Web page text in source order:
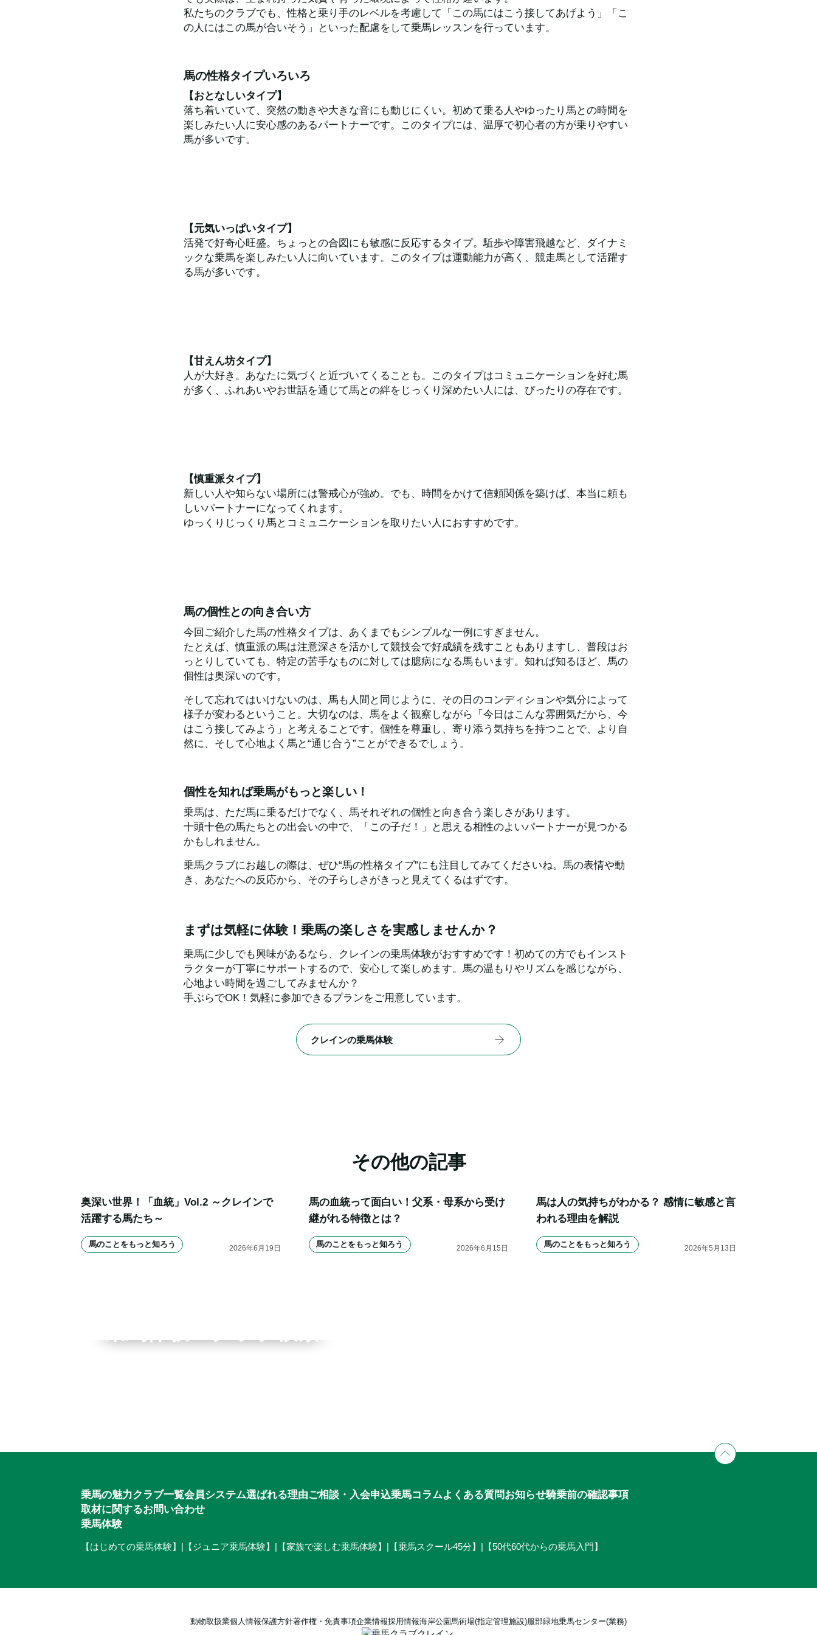
私たちのクラブでも、性格と乗り手のレベルを考慮して「この馬にはこう接してあげよう」「こ
の人にはこの馬が合いそう」といった配慮をして乗馬レッスンを行っています。
馬の性格タイプいろいろ
【おとなしいタイプ】
落ち着いていて、突然の動きや大きな音にも動じにくい。初めて乗る人やゆったり馬との時間を
楽しみたい人に安心感のあるパートナーです。このタイプには、温厚で初心者の方が乗りやすい
馬が多いです。
【元気いっぱいタイプ】
活発で好奇心旺盛。ちょっとの合図にも敏感に反応するタイプ。駈歩や障害飛越など、ダイナミ
ックな乗馬を楽しみたい人に向いています。このタイプは運動能力が高く、競走馬として活躍す
る馬が多いです。
【甘えん坊タイプ】
人が大好き。あなたに気づくと近づいてくることも。このタイプはコミュニケーションを好む馬
が多く、ふれあいやお世話を通じて馬との絆をじっくり深めたい人には、ぴったりの存在です。
【慎重派タイプ】
新しい人や知らない場所には警戒心が強め。でも、時間をかけて信頼関係を築けば、本当に頼も
しいパートナーになってくれます。
ゆっくりじっくり馬とコミュニケーションを取りたい人におすすめです。
馬の個性との向き合い方
今回ご紹介した馬の性格タイプは、あくまでもシンプルな一例にすぎません。
たとえば、慎重派の馬は注意深さを活かして競技会で好成績を残すこともありますし、普段はお
っとりしていても、特定の苦手なものに対しては臆病になる馬もいます。知れば知るほど、馬の
個性は奥深いのです。
そして忘れてはいけないのは、馬も人間と同じように、その日のコンディションや気分によって
様子が変わるということ。大切なのは、馬をよく観察しながら「今日はこんな雰囲気だから、今
はこう接してみよう」と考えることです。個性を尊重し、寄り添う気持ちを持つことで、より自
然に、そして心地よく馬と“通じ合う”ことができるでしょう。
個性を知れば乗馬がもっと楽しい！
乗馬は、ただ馬に乗るだけでなく、馬それぞれの個性と向き合う楽しさがあります。
十頭十色の馬たちとの出会いの中で、「この子だ！」と思える相性のよいパートナーが見つかる
かもしれません。
乗馬クラブにお越しの際は、ぜひ“馬の性格タイプ”にも注目してみてくださいね。馬の表情や動
き、あなたへの反応から、その子らしさがきっと見えてくるはずです。
まずは気軽に体験！乗馬の楽しさを実感しませんか？
乗馬に少しでも興味があるなら、クレインの乗馬体験がおすすめです！初めての方でもインスト
ラクターが丁寧にサポートするので、安心して楽しめます。馬の温もりやリズムを感じながら、
心地よい時間を過ごしてみませんか？
手ぶらでOK！気軽に参加できるプランをご用意しています。
クレインの乗馬体験
その他の記事
奥深い世界！「血統」Vol.2 ～クレインで
活躍する馬たち～
馬のことをもっと知ろう 2026年6 月 19 日
馬の血統って面白い！父系・母系から受け
継がれる特徴とは？
馬のことをもっと知ろう 2026年6 月 15 日
馬は人の気持ちがわかる？ 感情に敏感と言
われる理由を解説
馬のことをもっと知ろう 2026年5 月 13 日
個別相談承ります
乗馬の魅力クラブ一覧会員システム選ばれる理由ご相談・入会申込乗馬コラムよくある質問お知らせ騎乗前の確認事項
取材に関するお問い合わせ
乗馬体験
【はじめての乗馬体験】 | 【ジュニア乗馬体験】 | 【家族で楽しむ乗馬体験】 | 【乗馬スクール45分】 | 【50代60代からの乗馬入門】
動物取扱業個人情報保護方針著作権・免責事項企業情報採用情報海岸公園馬術場(指定管理施設)服部緑地乗馬センター(業務)